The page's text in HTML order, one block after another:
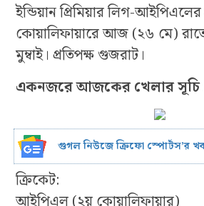
ইন্ডিয়ান প্রিমিয়ার লিগ-
কোয়ালিফায়ারে আজ (২৬ মে)
মুম্বাই। প্রতিপক্ষ গুজরাট।
একনজরে আজকের খেলার সূচি
গুগল নিউজে ক্রিফো স্পোর্টস’র
ক্রিকেট: